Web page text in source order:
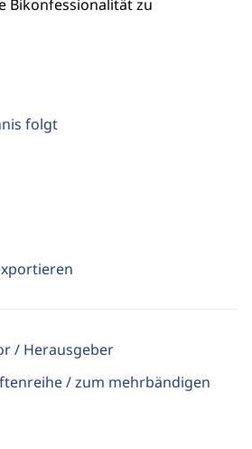
folgt
/ Herausgeber
/ zum mehrbändigen
Bikonfessionalität zu